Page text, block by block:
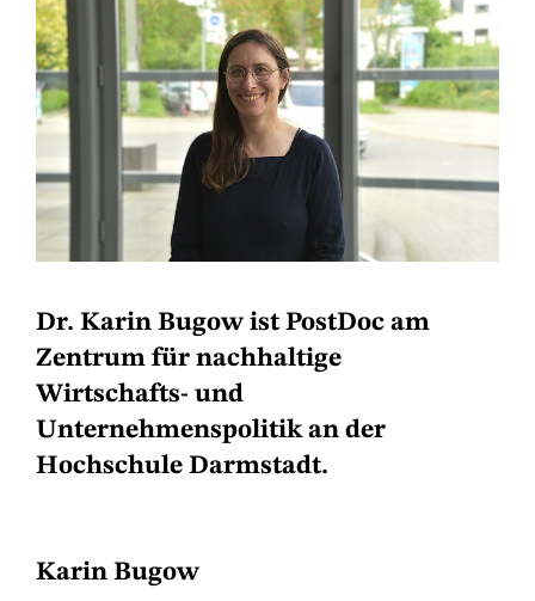
Dr. Karin Bugow ist PostDoc am
Zentrum für nachhaltige
Wirtschafts- und
Unternehmenspolitik an der
Hochschule Darmstadt.
Karin Bugow